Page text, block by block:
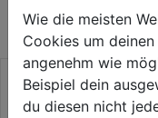
Wie die meisten
Cookies um
angenehm wie
Beispiel dein
du diesen nicht